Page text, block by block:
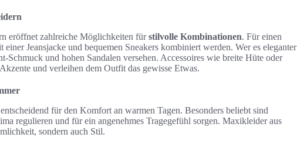
eröffnet zahlreiche Möglichkeiten fürstilvolle Kombinationen. Für einen
Jeansjacke und bequemen Sneakers kombiniert werden. Wer es eleganter
Schmuck und hohen Sandalen versehen. Accessoires wie breite Hüte oder
und verleihen dem Outfit das gewisse Etwas.
für den Komfort an warmen Tagen. Besonders beliebt sind
regulieren und für ein angenehmes Tragegefühl sorgen. Maxikleider aus
sondern auch Stil.